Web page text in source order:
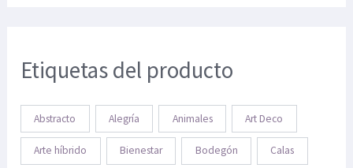
Etiquetas del producto
Abstracto Alegría Animales Art Deco
Arte híbrido Bienestar Bodegón Calas